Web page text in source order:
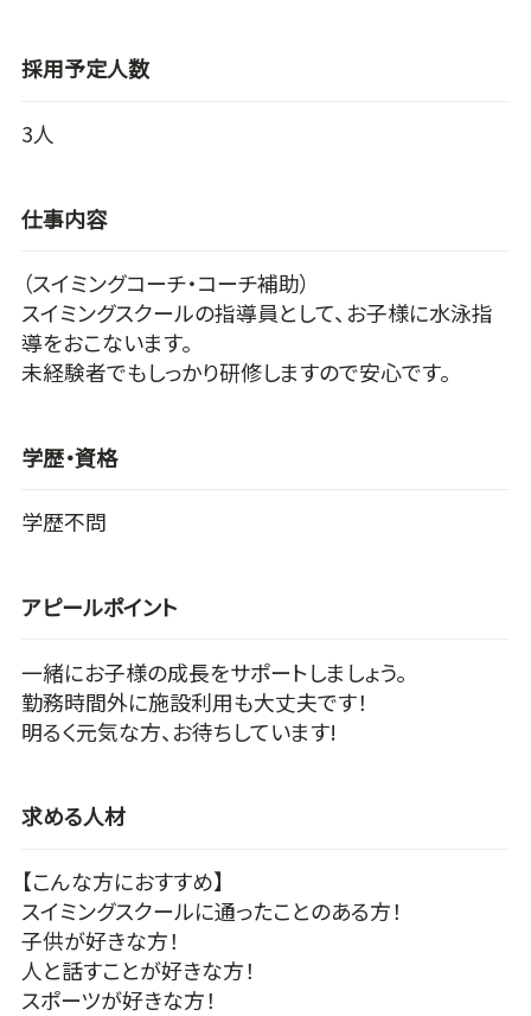
採用予定人数
3人
仕事内容
（スイミングコーチ・コーチ補助）
スイミングスクールの指導員として、お子様に水泳指
導をおこないます。
未経験者でもしっかり研修しますので安心です。
学歴・資格
学歴不問
アピールポイント
一緒にお子様の成長をサポートしましょう。
勤務時間外に施設利用も大丈夫です！
明るく元気な方、お待ちしています!
求める人材
【こんな方におすすめ】
スイミングスクールに通ったことのある方！
子供が好きな方！
人と話すことが好きな方！
スポーツが好きな方！